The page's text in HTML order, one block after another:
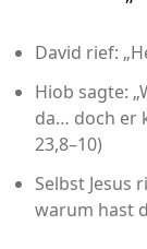
David rief:
Hiob sagte:
da… doch er
23,8–10)
Selbst Jesus
warum hast